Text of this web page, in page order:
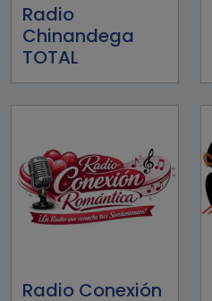
Radio
Chinandega
TOTAL
Radio Conexión